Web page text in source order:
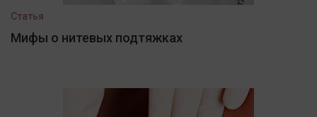
Статья
Мифы о нитевых подтяжках